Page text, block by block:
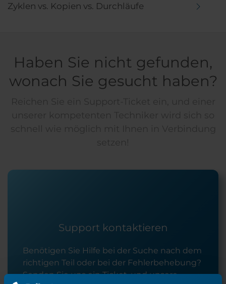
Zyklen vs. Kopien vs. Durchläufe
Haben Sie nicht gefunden,
wonach Sie gesucht haben?
Support kontaktieren
Benötigen Sie Hilfe bei der Suche nach dem
richtigen Teil oder bei der Fehlerbehebung?
Senden Sie uns ein Ticket, und unsere